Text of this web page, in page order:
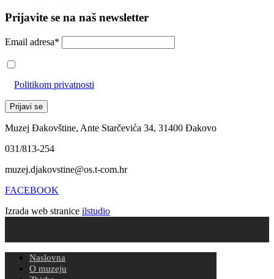
Prijavite se na naš newsletter
Email adresa*
Politikom privatnosti
Muzej Đakovštine, Ante Starčevića 34, 31400 Đakovo
031/813-254
muzej.djakovstine@os.t-com.hr
FACEBOOK
Izrada web stranice ilstudio
Naslovna
O muzeju